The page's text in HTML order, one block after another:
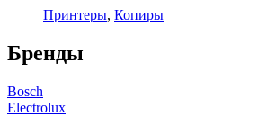
Принтеры, Копиры
Бренды
Bosch
Electrolux